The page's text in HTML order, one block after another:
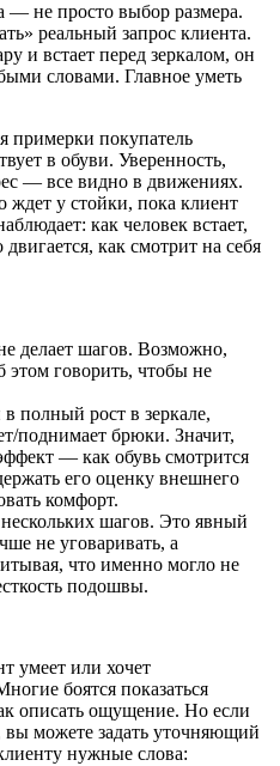
— не просто выбор размера.
реальный запрос клиента.
и встает перед зеркалом, он
словами. Главное уметь
примерки покупатель
в обуви. Уверенность,
— все видно в движениях.
у стойки, пока клиент
как человек встает,
как смотрит на себя
делает шагов. Возможно,
этом говорить, чтобы не
в полный рост в зеркале,
поднимает брюки. Значит,
— как обувь смотрится
его оценку внешнего
комфорт.
шагов. Это явный
не уговаривать, а
что именно могло не
подошвы.
умеет или хочет
боятся показаться
описать ощущение. Но если
можете задать уточняющий
нужные слова: